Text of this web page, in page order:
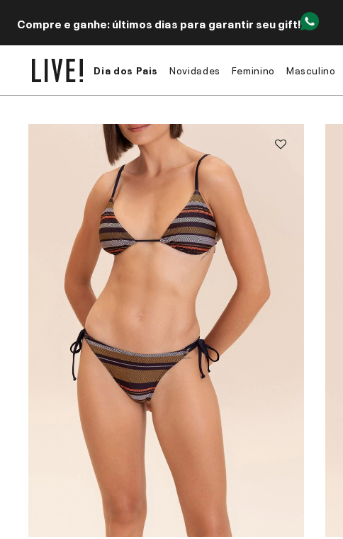
Compre e ganhe: últimos dias para garantir seu gift!
Dia dos Pais Novidades Feminino Masculino